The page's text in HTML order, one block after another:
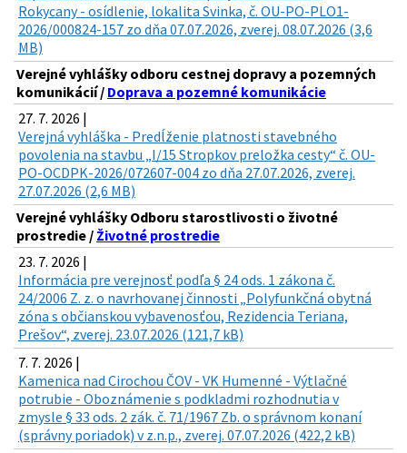
Rokycany - osídlenie, lokalita Svinka, č. OU-PO-PLO1-
2026/000824-157 zo dňa 07.07.2026, zverej. 08.07.2026 (3,6
MB)
Verejné vyhlášky odboru cestnej dopravy a pozemných
komunikácií / Doprava a pozemné komunikácie
27. 7. 2026 |
Verejná vyhláška - Predĺženie platnosti stavebného
povolenia na stavbu „I/15 Stropkov preložka cesty“ č. OU-
PO-OCDPK-2026/072607-004 zo dňa 27.07.2026, zverej.
27.07.2026 (2,6 MB)
Verejné vyhlášky Odboru starostlivosti o životné
prostredie / Životné prostredie
23. 7. 2026 |
Informácia pre verejnosť podľa § 24 ods. 1 zákona č.
24/2006 Z. z. o navrhovanej činnosti „Polyfunkčná obytná
zóna s občianskou vybavenosťou, Rezidencia Teriana,
Prešov“, zverej. 23.07.2026 (121,7 kB)
7. 7. 2026 |
Kamenica nad Cirochou ČOV - VK Humenné - Výtlačné
potrubie - Oboznámenie s podkladmi rozhodnutia v
zmysle § 33 ods. 2 zák. č. 71/1967 Zb. o správnom konaní
(správny poriadok) v z.n.p., zverej. 07.07.2026 (422,2 kB)